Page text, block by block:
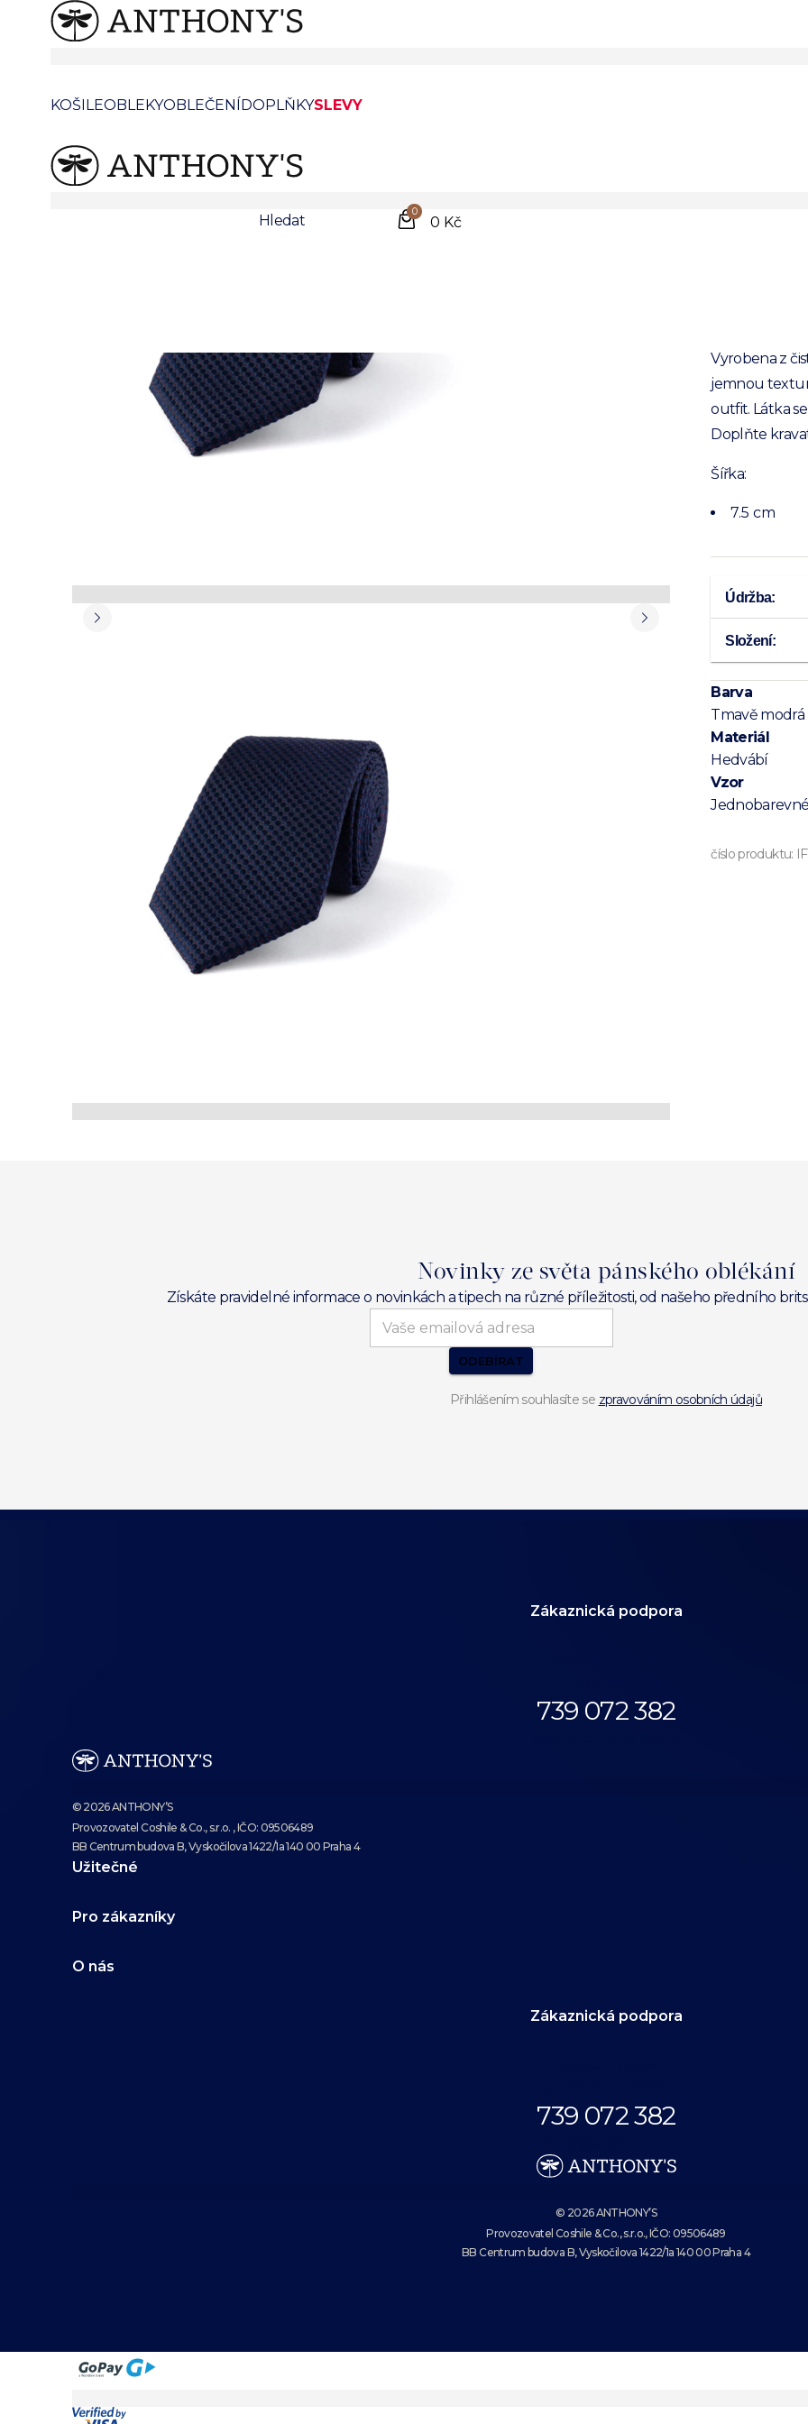
KOŠILEOBLEKYOBLEČENÍDOPLŇKYSLEVY
Hledat
0
0 Kč
Vyrobena z
jemnou
outfit. Látka
Doplňte
Šířka:
7.5 cm
Údržba:
Složení:
Barva
Tmavě modrá
Materiál
Hedvábí
Vzor
Jednobarevné
číslo produktu:
Novinky ze světa pánského oblékání
Získáte pravidelné informace o novinkách a tipech na různé příležitosti, od našeho předního
ODEBÍRAT
Přihlášením souhlasíte se zpravováním osobních údajů
Zákaznická podpora
739 072 382
© 2026 ANTHONY’S
Provozovatel Coshile & Co., s.r.o. , IČO: 09506489
BB Centrum budova B, Vyskočilova 1422/1a 140 00 Praha 4
Užitečné
Pro zákazníky
O nás
Zákaznická podpora
739 072 382
© 2026 ANTHONY’S
Provozovatel Coshile & Co., s.r.o., IČO: 09506489
BB Centrum budova B, Vyskočilova 1422/1a 140 00 Praha 4